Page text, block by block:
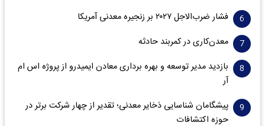
فشار ضرب‌الاجل ۲۰۲۷ بر زنجیره معدنی آمریکا
معدن‌کاری در کمربند حادثه
بازدید مدیر توسعه و بهره برداری معادن ایمیدرو از پروژه اس ام
آر
پیشگامان شناسایی ذخایر معدنی؛ تقدیر از چهار شرکت برتر در
حوزه اکتشافات‌